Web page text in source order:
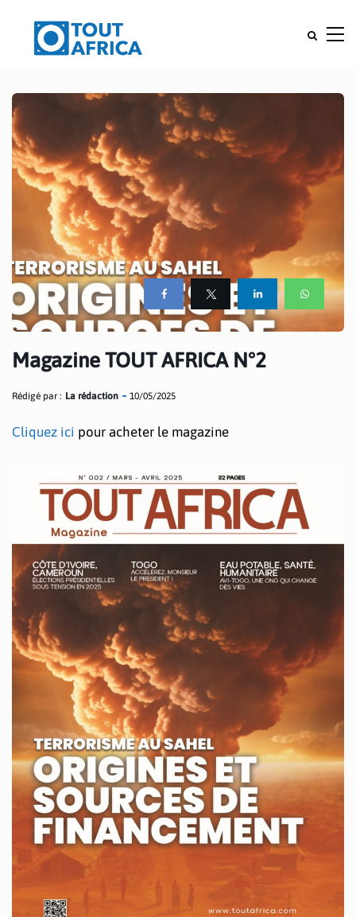
Magazine TOUT AFRICA N°2
Rédigé par : La rédaction 10/05/2025
Cliquez ici pour acheter le magazine